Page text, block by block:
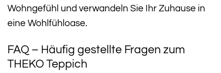
Wohngefühl und verwandeln Sie Ihr Zuhause in
eine Wohlfühloase.
FAQ – Häufig gestellte Fragen zum
THEKO Teppich